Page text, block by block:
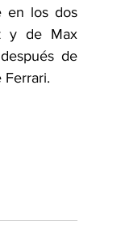
en los dos
y de Max
de
Ferrari.